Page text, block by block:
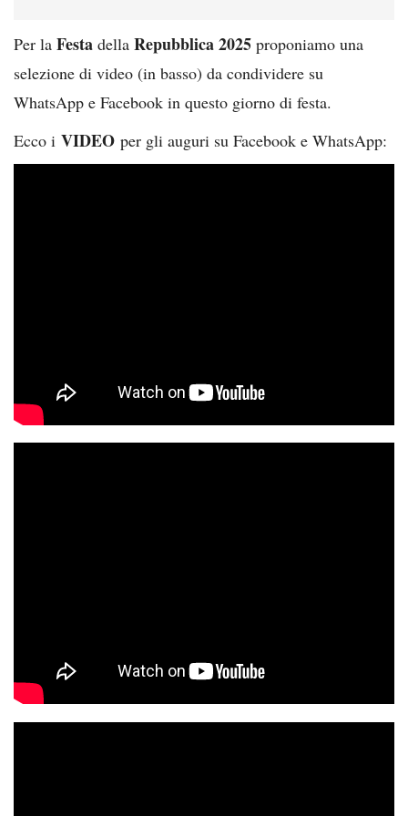
Per la Festa della Repubblica 2025 proponiamo una
selezione di video (in basso) da condividere su
WhatsApp e Facebook in questo giorno di festa.
Ecco i VIDEO per gli auguri su Facebook e WhatsApp: